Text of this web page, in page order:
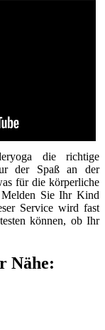
die richtige
der Spaß an der
für die körperliche
Melden Sie Ihr Kind
Service wird fast
können, ob Ihr
Nähe: